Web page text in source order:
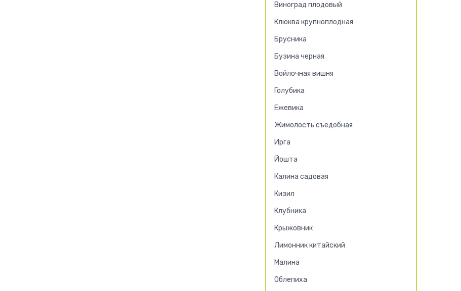
Виноград плодовый
Клюква крупноплодная
Брусника
Бузина черная
Войлочная вишня
Голубика
Ежевика
Жимолость съедобная
Ирга
Йошта
Калина садовая
Кизил
Клубника
Крыжовник
Лимонник китайский
Малина
Облепиха